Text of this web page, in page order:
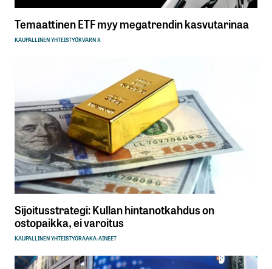
Temaattinen ETF myy megatrendin kasvutarinaa
KAUPALLINEN YHTEISTYÖKVARN X
Sijoitusstrategi: Kullan hintanotkahdus on
ostopaikka, ei varoitus
KAUPALLINEN YHTEISTYÖRAAKA-AINEET